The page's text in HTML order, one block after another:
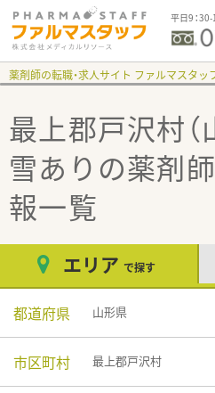
平日9：
薬剤師の転職・求人サイト ファルマスタッ
最上郡戸沢村（
雪あり の薬剤
報一覧
エリア で探す
都道府県 山形県
市区町村 最上郡戸沢村